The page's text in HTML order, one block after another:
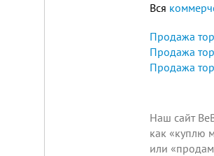
Вся
Продажа
Продажа
Продажа
Наш сайт
как «куплю
или